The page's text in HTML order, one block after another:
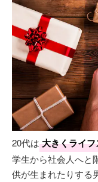
20代は 大きくライ
学生から社会人へと
供が生まれたりする